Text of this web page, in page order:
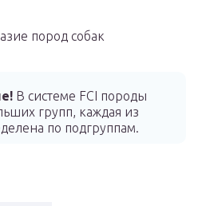
пород собак
В системе FCI породы
групп, каждая из
по подгруппам.